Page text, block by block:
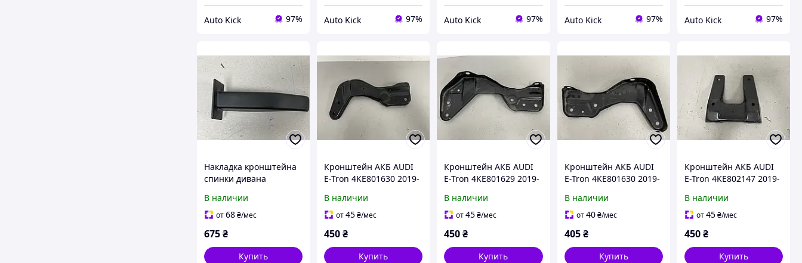
Auto Kick 97% Auto Kick 97% Auto Kick 97% Auto Kick 97% Auto Kick 97%
Накладка кронштейна
спинки дивана
11A886197 2023-
В наличии
от68₴/мес
675₴
Купить
Кронштейн АКБ AUDI
E-Tron 4KE801630 2019-
В наличии
от45₴/мес
450₴
Купить
Кронштейн АКБ AUDI
E-Tron 4KE801629 2019-
В наличии
от45₴/мес
450₴
Купить
Кронштейн АКБ AUDI
E-Tron 4KE801630 2019-
В наличии
от40 ₴/мес
405 ₴
Купить
Кронштейн АКБ AUDI
E-Tron 4KE802147 2019-
В наличии
от45₴/мес
450₴
Купить